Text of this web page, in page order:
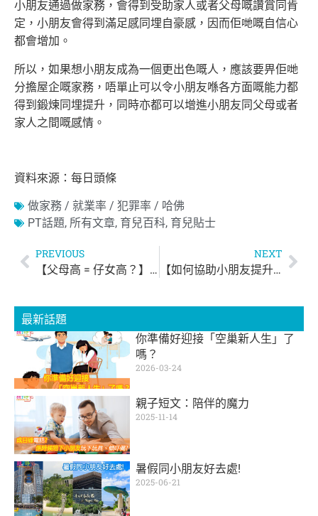
小朋友通過做家務，會得到受助家人或者父母嘅讚賞同肯
定，小朋友會得到滿足感同埋自豪感，因而佢哋嘅自信心
都會增加。
所以，如果想小朋友成為一個更出色嘅人，應該要畀佢哋
分擔屋企嘅家務，唔單止可以令小朋友喺各方面嘅能力都
得到鍛煉同埋提升，同時亦都可以增進小朋友同父母或者
家人之間嘅感情。
資料來源：每日頭條
做家務 / 就業率 / 犯罪率 / 哈佛
PT話題, 所有文章, 育兒百科, 育兒貼士
PREVIOUS
【父母高 = 仔女高？】影響小朋友身高的因素
NEXT
【如何協助小朋友提升語言表達能力？】
最新話題
你準備好迎接「空巢新人生」了
嗎？
2026-03-24
親子短文：陪伴的魔力
2025-11-14
暑假同小朋友好去處!
2025-06-21